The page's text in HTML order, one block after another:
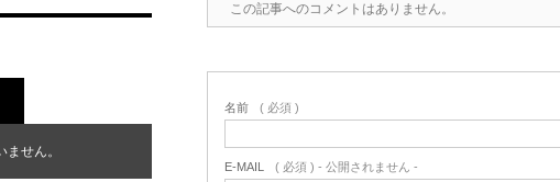
この記事へのコメントはありません。
名前 ( 必須 )
E-MAIL ( 必須 ) - 公開されません -
せん。